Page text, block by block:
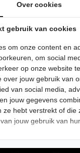
Over cookies
gebruik van cookies
om onze content en
om social
op onze website
over jouw gebruik van
van social media,
jouw gegevens
ze hebt verstrekt of die
jouw gebruik van